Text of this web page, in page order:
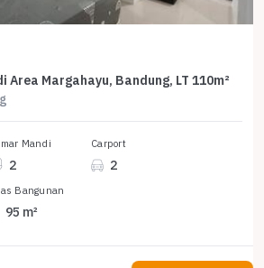
Area Margahayu, Bandung, LT 110m²
Mandi
2
Carport
2
Bangunan
95 m²